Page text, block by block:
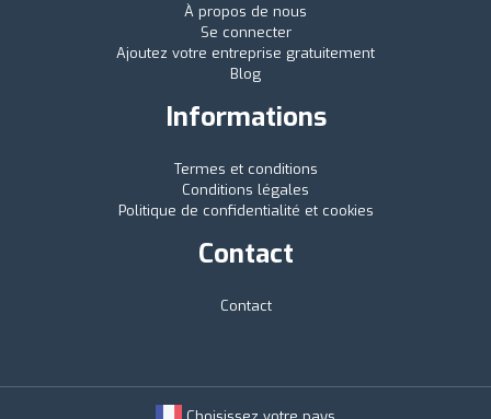
À propos de nous
Se connecter
Ajoutez votre entreprise gratuitement
Blog
Informations
Termes et conditions
Conditions légales
Politique de confidentialité et cookies
Contact
Contact